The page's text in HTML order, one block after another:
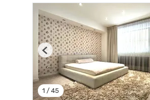
1 / 45
Previous